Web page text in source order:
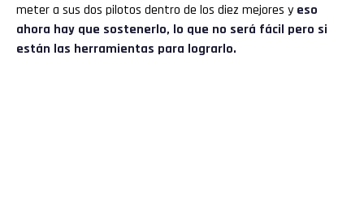
meter a sus dos pilotos dentro de los diez mejores y eso
ahora hay que sostenerlo, lo que no será fácil pero si
están las herramientas para lograrlo.